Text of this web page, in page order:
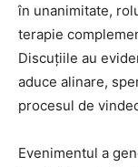
în unanimitate,
terapie
Discuțiile au
aduce alinare,
procesul de
Evenimentul a